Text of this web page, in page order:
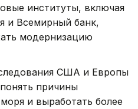
институты, включая
и Всемирный банк,
модернизацию
США и Европы
причины
и выработать более